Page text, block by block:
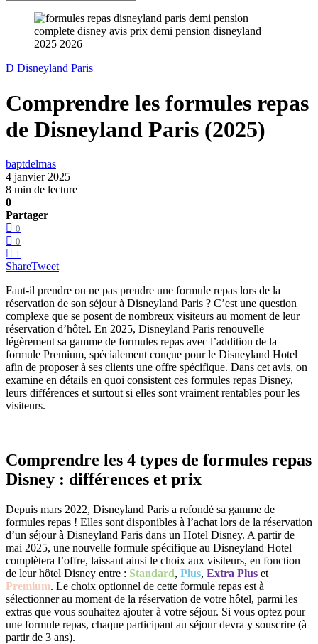
D Disneyland Paris
Comprendre les formules repas
de Disneyland Paris (2025)
baptdelmas
4 janvier 2025
8 min de lecture
0
Partager
0
0
1
ShareTweet
Faut-il prendre ou ne pas prendre une formule repas lors de la
réservation de son séjour à Disneyland Paris ? C’est une question
complexe que se posent de nombreux visiteurs au moment de leur
réservation d’hôtel. En 2025, Disneyland Paris renouvelle
légèrement sa gamme de formules repas avec l’addition de la
formule Premium, spécialement conçue pour le Disneyland Hotel
afin de proposer à ses clients une offre spécifique. Dans cet avis, on
examine en détails en quoi consistent ces formules repas Disney,
leurs différences et surtout si elles sont vraiment rentables pour les
visiteurs.
Comprendre les 4 types de formules repas
Disney : différences et prix
Depuis mars 2022, Disneyland Paris a refondé sa gamme de
formules repas ! Elles sont disponibles à l’achat lors de la réservation
d’un séjour à Disneyland Paris dans un Hotel Disney. A partir de
mai 2025, une nouvelle formule spécifique au Disneyland Hotel
complètera l’offre, laissant ainsi le choix aux visiteurs, en fonction
de leur hôtel Disney entre : Standard, Plus, Extra Plus et
Premium. Le choix optionnel de cette formule repas est à
sélectionner au moment de la réservation de votre hôtel, parmi les
extras que vous souhaitez ajouter à votre séjour. Si vous optez pour
une formule repas, chaque participant au séjour devra y souscrire (à
partir de 3 ans).